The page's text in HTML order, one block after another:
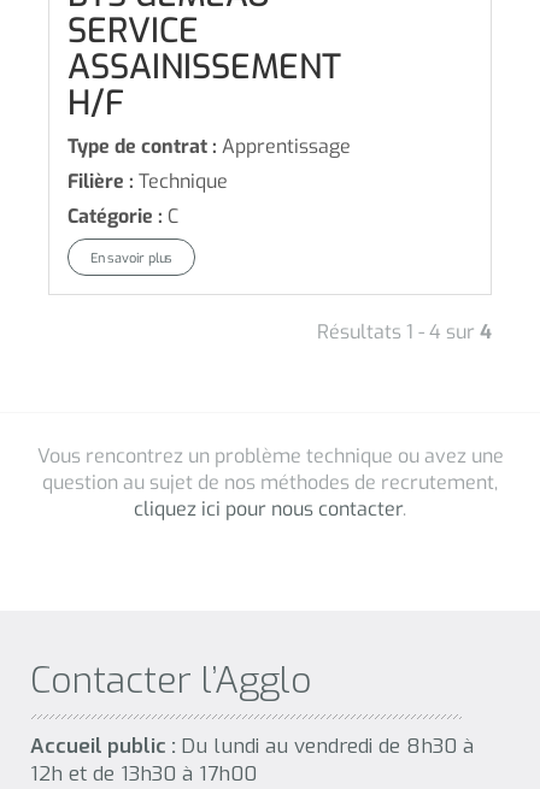
Contacter l’Agglo
Accueil public : Du lundi au vendredi de 8h30 à
12h et de 13h30 à 17h00